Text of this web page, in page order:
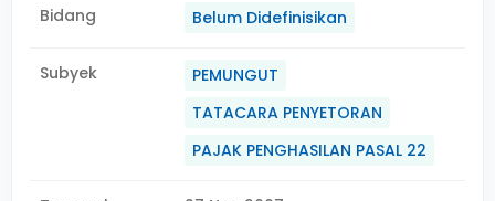
Bidang Belum Didefinisikan
Subyek
PEMUNGUT
TATACARA PENYETORAN
PAJAK PENGHASILAN PASAL 22